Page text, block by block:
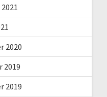
2020
2019
2019